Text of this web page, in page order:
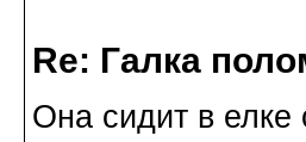
Re: Галка
Она сидит в елке